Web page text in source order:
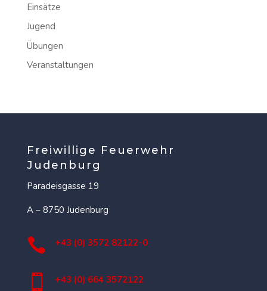
Einsätze
Jugend
Übungen
Veranstaltungen
Freiwillige Feuerwehr
Judenburg
Paradeisgasse 19
A – 8750 Judenburg
 +43 (0) 3572 82122-0
 +43 (0) 664 3572122